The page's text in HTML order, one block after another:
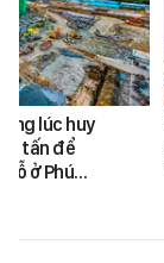
lúc huy
tấn để
ở Phú…